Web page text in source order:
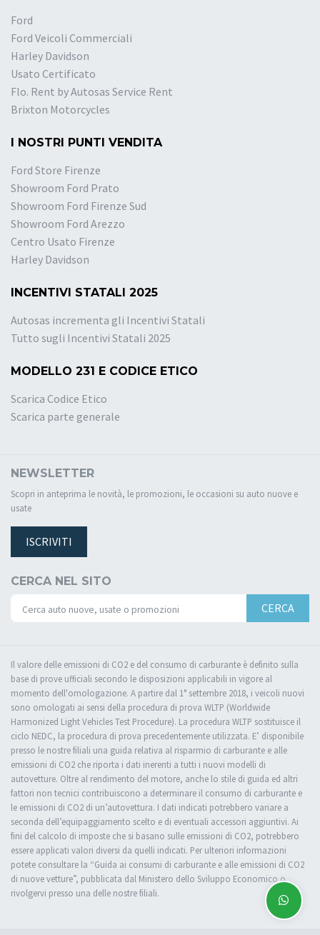
Ford
Ford Veicoli Commerciali
Harley Davidson
Usato Certificato
Flo. Rent by Autosas Service Rent
Brixton Motorcycles
I NOSTRI PUNTI VENDITA
Ford Store Firenze
Showroom Ford Prato
Showroom Ford Firenze Sud
Showroom Ford Arezzo
Centro Usato Firenze
Harley Davidson
INCENTIVI STATALI 2025
Autosas incrementa gli Incentivi Statali
Tutto sugli Incentivi Statali 2025
MODELLO 231 E CODICE ETICO
Scarica Codice Etico
Scarica parte generale
NEWSLETTER
Scopri in anteprima le novità, le promozioni, le occasioni su auto nuove e
usate
ISCRIVITI
CERCA NEL SITO
CERCA
Il valore delle emissioni di CO2 e del consumo di carburante è definito sulla
base di prove ufficiali secondo le disposizioni applicabili in vigore al
momento dell'omologazione. A partire dal 1° settembre 2018, i veicoli nuovi
sono omologati ai sensi della procedura di prova WLTP (Worldwide
Harmonized Light Vehicles Test Procedure). La procedura WLTP sostituisce il
ciclo NEDC, la procedura di prova precedentemente utilizzata. E’ disponibile
presso le nostre filiali una guida relativa al risparmio di carburante e alle
emissioni di CO2 che riporta i dati inerenti a tutti i nuovi modelli di
autovetture. Oltre al rendimento del motore, anche lo stile di guida ed altri
fattori non tecnici contribuiscono a determinare il consumo di carburante e
le emissioni di CO2 di un’autovettura. I dati indicati potrebbero variare a
seconda dell’equipaggiamento scelto e di eventuali accessori aggiuntivi. Ai
fini del calcolo di imposte che si basano sulle emissioni di CO2, potrebbero
essere applicati valori diversi da quelli indicati. Per ulteriori informazioni
potete consultare la “Guida ai consumi di carburante e alle emissioni di CO2
di nuove vetture”, pubblicata dal Ministero dello Sviluppo Economico o
rivolgervi presso una delle nostre filiali.